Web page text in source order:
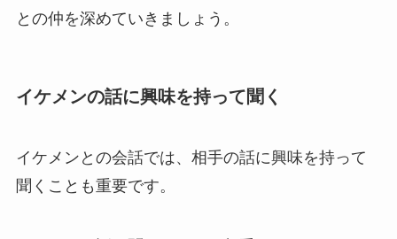
との仲を深めていきましょう。
イケメンの話に興味を持って聞く
イケメンとの会話では、相手の話に興味を持って
聞くことも重要です。